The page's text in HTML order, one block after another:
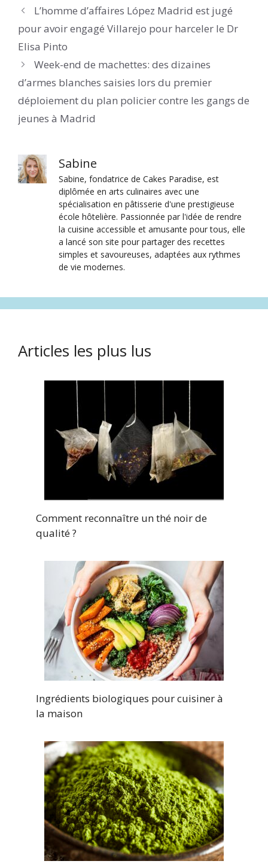
L’homme d’affaires López Madrid est jugé
pour avoir engagé Villarejo pour harceler le Dr
Elisa Pinto
Week-end de machettes: des dizaines
d’armes blanches saisies lors du premier
déploiement du plan policier contre les gangs de
jeunes à Madrid
Sabine
Sabine, fondatrice de Cakes Paradise, est
diplômée en arts culinaires avec une
spécialisation en pâtisserie d'une prestigieuse
école hôtelière. Passionnée par l'idée de rendre
la cuisine accessible et amusante pour tous, elle
a lancé son site pour partager des recettes
simples et savoureuses, adaptées aux rythmes
de vie modernes.
Articles les plus lus
Comment reconnaître un thé noir de
qualité ?
Ingrédients biologiques pour cuisiner à
la maison